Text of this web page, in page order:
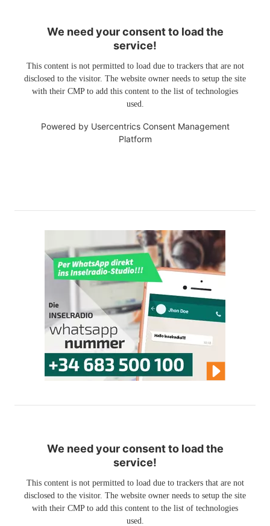
We need your consent to load the
service!
This content is not permitted to load due to trackers that are not
disclosed to the visitor. The website owner needs to setup the site
with their CMP to add this content to the list of technologies
used.
Powered by Usercentrics Consent Management
Platform
We need your consent to load the
service!
This content is not permitted to load due to trackers that are not
disclosed to the visitor. The website owner needs to setup the site
with their CMP to add this content to the list of technologies
used.